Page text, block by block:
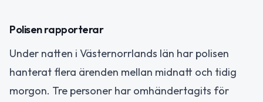
Polisen rapporterar
Under natten i Västernorrlands län har polisen
hanterat flera ärenden mellan midnatt och tidig
morgon. Tre personer har omhändertagits för